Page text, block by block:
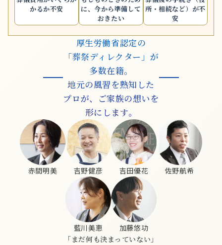
かるか不安
所・相続など）が不
安
に、今から準備して
おきたい
厚生労働省認定の
「葬祭ディレクター」が
多数在籍。
地元の風習を熟知した
プロが、ご家族の想いを
形にします。
赤間明美 吉野健彦 吉田優花 佐野航希
藍川美恵
加藤悠功
「まだ何も決まっていない」